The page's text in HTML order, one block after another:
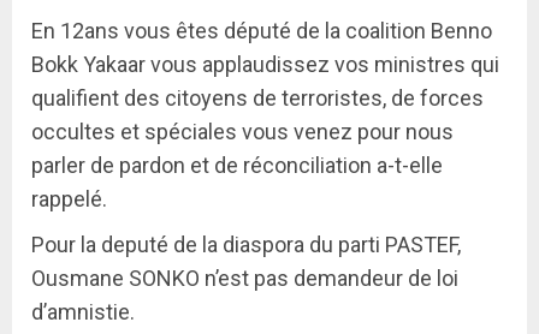
En 12ans vous êtes député de la coalition Benno
Bokk Yakaar vous applaudissez vos ministres qui
qualifient des citoyens de terroristes, de forces
occultes et spéciales vous venez pour nous
parler de pardon et de réconciliation a-t-elle
rappelé.
Pour la deputé de la diaspora du parti PASTEF,
Ousmane SONKO n’est pas demandeur de loi
d’amnistie.